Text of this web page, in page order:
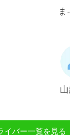
ま
イバー一覧を見る